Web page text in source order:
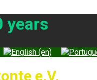
years
e.V.